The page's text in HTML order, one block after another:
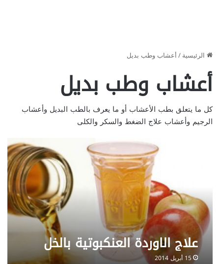
الرئيسية/أعشاب وطب بديل
أعشاب وطب بديل
كل ما يتعلق بطب الأعشاب أو ما يعرف بالطب البديل وأعشاب
الرجيم وأعشاب علاج الضغط والسكر والكلى
علاج الاوردة العنكبوتية بالخل
15 أبريل 2014